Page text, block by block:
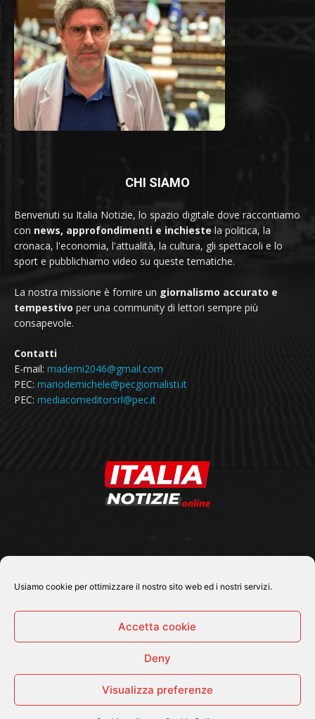
Usiamo cookie per ottimizzare il nostro sito web ed i nostri servizi.
Accetta cookie
Deny
Visualizza preferenze
CHI SIAMO
Benvenuti su Italia Notizie, lo spazio digitale dove raccontiamo
con news, approfondimenti e inchieste la politica, la
cronaca, l'economia, l'attualità, la cultura, gli spettacoli e lo
sport e pubblichiamo video su queste tematiche.
La nostra missione è fornire un giornalismo accurato e
tempestivo per una community di lettori sempre più
consapevole.
Contatti
E-mail: mademi2046@gmail.com
PEC: mariodemichele@pecgiornalisti.it
PEC: mediacomeditorsrl@pec.it
© 2026 Tutti i diritti riservati - Italia Notizie .online |
Cronaca Economia